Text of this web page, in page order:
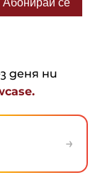
деня ни
→